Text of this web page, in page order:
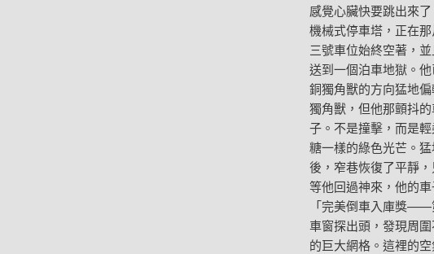
感覺心臟快要跳出來
機械式停車塔，正在
三號車位始終空著，
送到一個泊車地獄。
銅獨角獸的方向猛地
獨角獸，但他那顫抖
子。不是撞擊，而是
糖一樣的綠色光芒。
後，窄巷恢復了平靜
等他回過神來，他的
「完美倒車入庫獎
車窗探出頭，發現周
的巨大網格。這裡的